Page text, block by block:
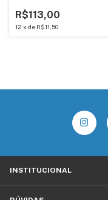
R$113,00
12 x de R$11,50
INSTITUCIONAL